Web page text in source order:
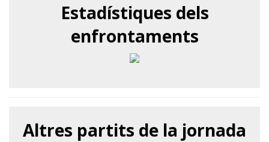
Estadístiques dels
enfrontaments
Altres partits de la jornada